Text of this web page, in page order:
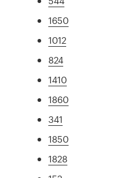
1650
1012
824
1410
1860
341
1850
1828